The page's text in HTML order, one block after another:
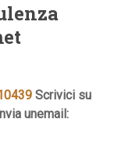
Scrivici su
unemail: